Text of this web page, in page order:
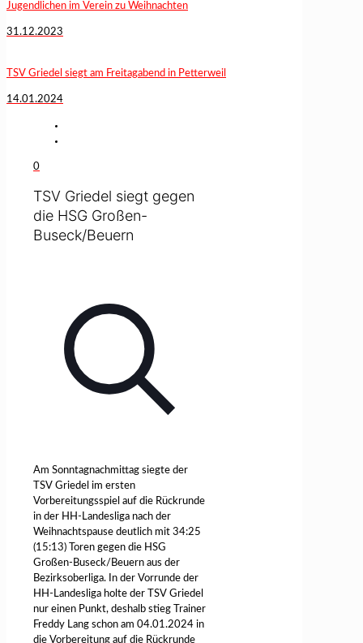
Jugendlichen im Verein zu Weihnachten
31.12.2023
TSV Griedel siegt am Freitagabend in Petterweil
14.01.2024
0
TSV Griedel siegt gegen
die HSG Großen-
Buseck/Beuern
Am Sonntagnachmittag siegte der
TSV Griedel im ersten
Vorbereitungsspiel auf die Rückrunde
in der HH-Landesliga nach der
Weihnachtspause deutlich mit 34:25
(15:13) Toren gegen die HSG
Großen-Buseck/Beuern aus der
Bezirksoberliga. In der Vorrunde der
HH-Landesliga holte der TSV Griedel
nur einen Punkt, deshalb stieg Trainer
Freddy Lang schon am 04.01.2024 in
die Vorbereitung auf die Rückrunde